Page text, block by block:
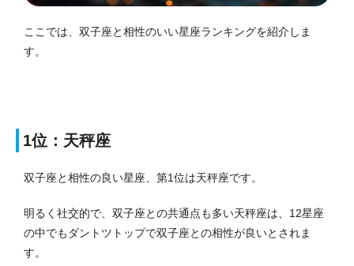
ここでは、双子座と相性のいい星座ランキングを紹介しま
す。
1位：天秤座
双子座と相性の良い星座、第1位は天秤座です。
明るく社交的で、双子座との共通点も多い天秤座は、12星座
の中でもダントツトップで双子座との相性が良いとされま
す。